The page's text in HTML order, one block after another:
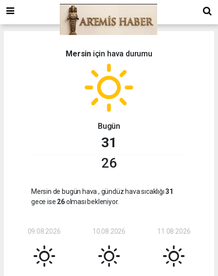
Mersin için hava durumu
Bugün
31
26
Mersin de bugün hava , gündüz hava sıcaklığı31
gece ise 26olması bekleniyor.
09.08.2026 10.08.2026 11.08.2026